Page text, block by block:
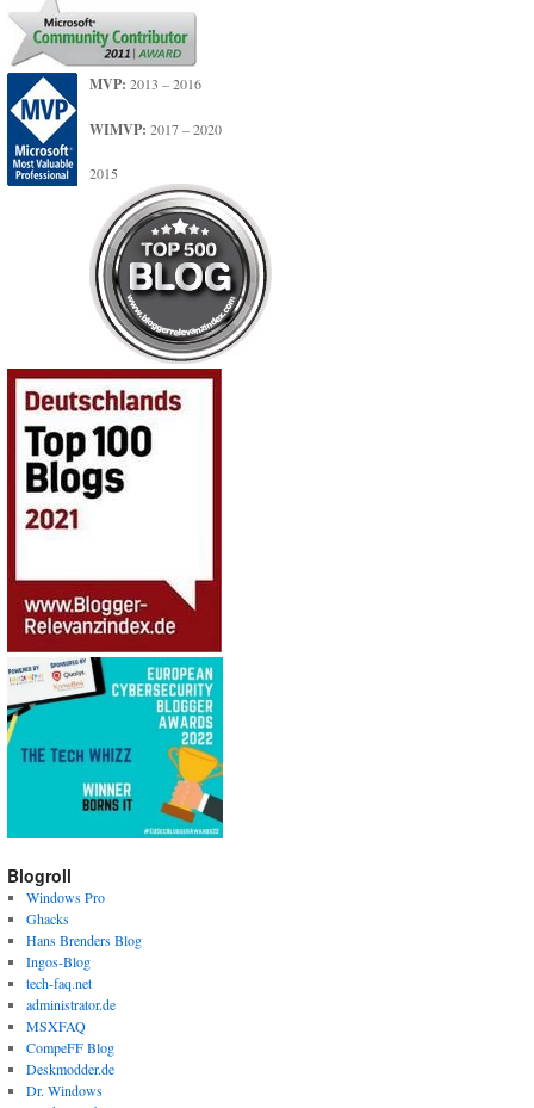
MVP: 2013 – 2016
WIMVP: 2017 – 2020
2015
Blogroll
Windows Pro
Ghacks
Hans Brenders Blog
Ingos-Blog
tech-faq.net
administrator.de
MSXFAQ
CompeFF Blog
Deskmodder.de
Dr. Windows